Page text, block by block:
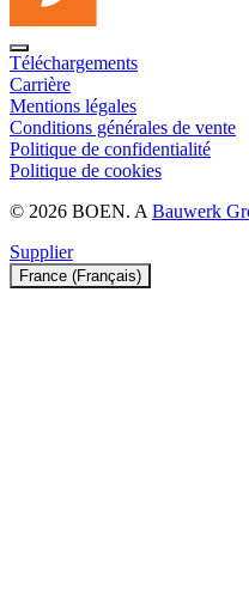
Téléchargements
Carrière
Mentions légales
Conditions générales de vente
Politique de confidentialité
Politique de cookies
© 2026 BOEN. A Bauwerk
Supplier
France (Français)